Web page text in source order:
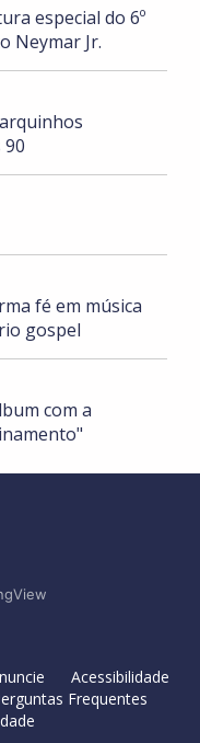
especial do 6º
Neymar Jr.
90
fé em música
gospel
com a
Acessibilidade
Frequentes